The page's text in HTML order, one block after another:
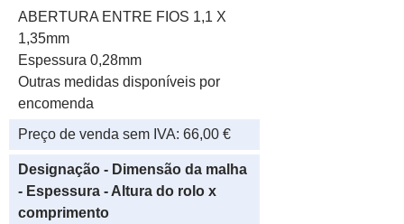
ABERTURA ENTRE FIOS 1,1 X
1,35mm
Espessura 0,28mm
Outras medidas disponíveis por
encomenda
Preço de venda sem IVA: 66,00 €
Designação - Dimensão da malha
- Espessura - Altura do rolo x
comprimento